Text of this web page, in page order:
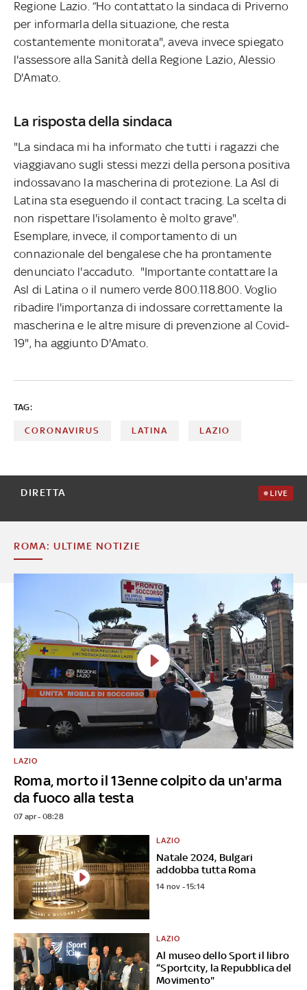
Regione Lazio. “Ho contattato la sindaca di Priverno
per informarla della situazione, che resta
costantemente monitorata", aveva invece spiegato
l'assessore alla Sanità della Regione Lazio, Alessio
D'Amato.
La risposta della sindaca
"La sindaca mi ha informato che tutti i ragazzi che
viaggiavano sugli stessi mezzi della persona positiva
indossavano la mascherina di protezione. La Asl di
Latina sta eseguendo il contact tracing. La scelta di
non rispettare l'isolamento è molto grave".
Esemplare, invece, il comportamento di un
connazionale del bengalese che ha prontamente
denunciato l'accaduto. "Importante contattare la
Asl di Latina o il numero verde 800.118.800. Voglio
ribadire l'importanza di indossare correttamente la
mascherina e le altre misure di prevenzione al Covid-
19", ha aggiunto D'Amato.
TAG:
CORONAVIRUS LATINA LAZIO
DIRETTA LIVE
ROMA: ULTIME NOTIZIE
Roma, morto il 13enne colpito da un'arma
da fuoco alla testa
LAZIO
07 apr - 08:28
Natale 2024, Bulgari
addobba tutta Roma
LAZIO
14 nov - 15:14
Al museo dello Sport il libro
“Sportcity, la Repubblica del
Movimento"
LAZIO